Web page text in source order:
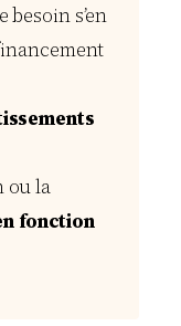
s’en
ou la
fonction